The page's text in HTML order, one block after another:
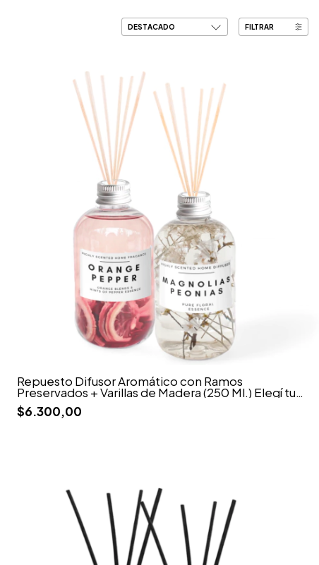
FILTRAR
Repuesto Difusor Aromático con Ramos
Preservados + Varillas de Madera (250 Ml.) Elegí tu
Esencia
$6.300,00